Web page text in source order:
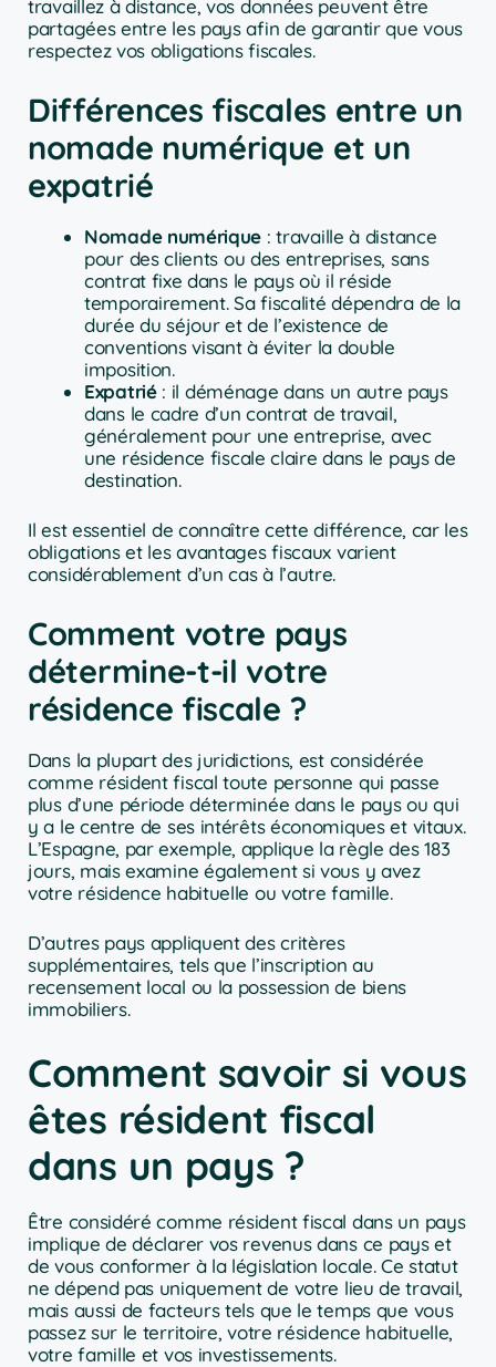
travaillez à distance, vos données peuvent être
partagées entre les pays afin de garantir que vous
respectez vos obligations fiscales.
Différences fiscales entre un
nomade numérique et un
expatrié
Nomade numérique : travaille à distance
pour des clients ou des entreprises, sans
contrat fixe dans le pays où il réside
temporairement. Sa fiscalité dépendra de la
durée du séjour et de l’existence de
conventions visant à éviter la double
imposition.
Expatrié: il déménage dans un autre pays
dans le cadre d’un contrat de travail,
généralement pour une entreprise, avec
une résidence fiscale claire dans le pays de
destination.
Il est essentiel de connaître cette différence, car les
obligations et les avantages fiscaux varient
considérablement d’un cas à l’autre.
Comment votre pays
détermine-t-il votre
résidence fiscale ?
Dans la plupart des juridictions, est considérée
comme résident fiscal toute personne qui passe
plus d’une période déterminée dans le pays ou qui
y a le centre de ses intérêts économiques et vitaux.
L’Espagne, par exemple, applique la règle des 183
jours, mais examine également si vous y avez
votre résidence habituelle ou votre famille.
D’autres pays appliquent des critères
supplémentaires, tels que l’inscription au
recensement local ou la possession de biens
immobiliers.
Comment savoir si vous
êtes résident fiscal
dans un pays ?
Être considéré comme résident fiscal dans un pays
implique de déclarer vos revenus dans ce pays et
de vous conformer à la législation locale. Ce statut
ne dépend pas uniquement de votre lieu de travail,
mais aussi de facteurs tels que le temps que vous
passez sur le territoire, votre résidence habituelle,
votre famille et vos investissements.